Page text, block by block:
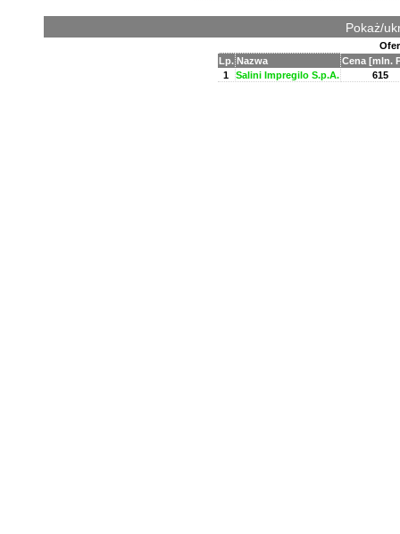
Pokaż/
Lp. Nazwa
Cena [mln.
1
Salini Impregilo S.p.A. 615